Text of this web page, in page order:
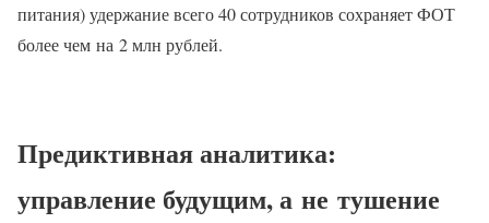
питания) удержание всего 40 сотрудников сохраняет ФОТ
более чем на 2 млн рублей.
Предиктивная аналитика:
управление будущим, а не тушение